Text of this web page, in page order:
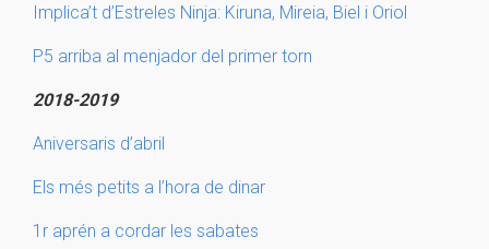
Implica’t d’Estreles Ninja: Kiruna, Mireia, Biel i Oriol
P5 arriba al menjador del primer torn
2018-2019
Aniversaris d’abril
Els més petits a l’hora de dinar
1r aprén a cordar les sabates